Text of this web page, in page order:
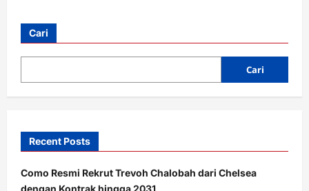
Gaji
Kemendikbudristek
Nadiem
Juta
Cari
Cari
Recent Posts
Como Resmi Rekrut Trevoh Chalobah dari Chelsea